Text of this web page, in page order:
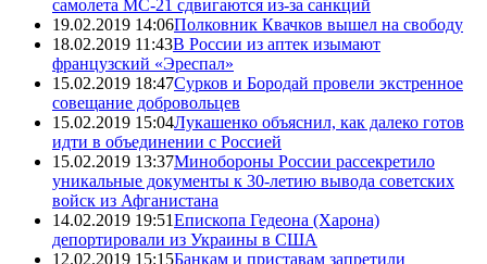
самолета МС-21 сдвигаются из-за санкций
19.02.2019 14:06Полковник Квачков вышел на свободу
18.02.2019 11:43В России из аптек изымают
французский «Эреспал»
15.02.2019 18:47Сурков и Бородай провели экстренное
совещание добровольцев
15.02.2019 15:04Лукашенко объяснил, как далеко готов
идти в объединении с Россией
15.02.2019 13:37Минобороны России рассекретило
уникальные документы к 30-летию вывода советских
войск из Афганистана
14.02.2019 19:51Епископа Гедеона (Харона)
депортировали из Украины в США
12.02.2019 15:15Банкам и приставам запретили